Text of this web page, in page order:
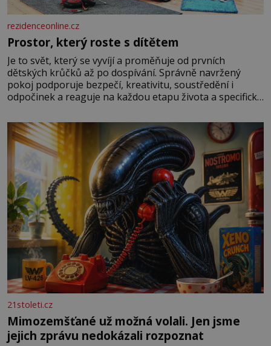
rezidenceonline.cz
Prostor, který roste s dítětem
Je to svět, který se vyvíjí a proměňuje od prvních
dětských krůčků až po dospívání. Správně navržený
pokoj podporuje bezpečí, kreativitu, soustředění i
odpočinek a reaguje na každou etapu života a specifické
měkkost a bezpečí, proto by pokoj miminka měl působit
především klidně a útulně. Předškolní věk je
21stoleti.cz
Mimozemšťané už možná volali. Jen jsme
jejich zprávu nedokázali rozpoznat